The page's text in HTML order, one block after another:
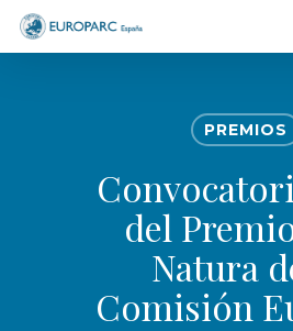
Skip
PREMIOS
del
Natura
Comisión